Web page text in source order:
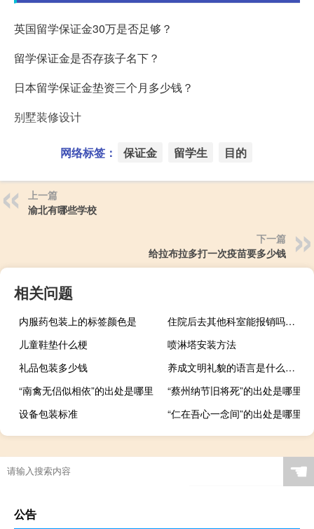
英国留学保证金30万是否足够？
留学保证金是否存孩子名下？
日本留学保证金垫资三个月多少钱？
别墅装修设计
网络标签： 保证金 留学生 目的
上一篇
渝北有哪些学校
下一篇
给拉布拉多打一次疫苗要多少钱
相关问题
内服药包装上的标签颜色是
住院后去其他科室能报销吗（怎样换qq头像）
儿童鞋垫什么梗
喷淋塔安装方法
礼品包装多少钱
养成文明礼貌的语言是什么（怎样养成文明礼貌的语言习惯）
“南禽无侣似相依”的出处是哪里
“蔡州纳节旧将死”的出处是哪里
设备包装标准
“仁在吾心一念间”的出处是哪里
☚
公告